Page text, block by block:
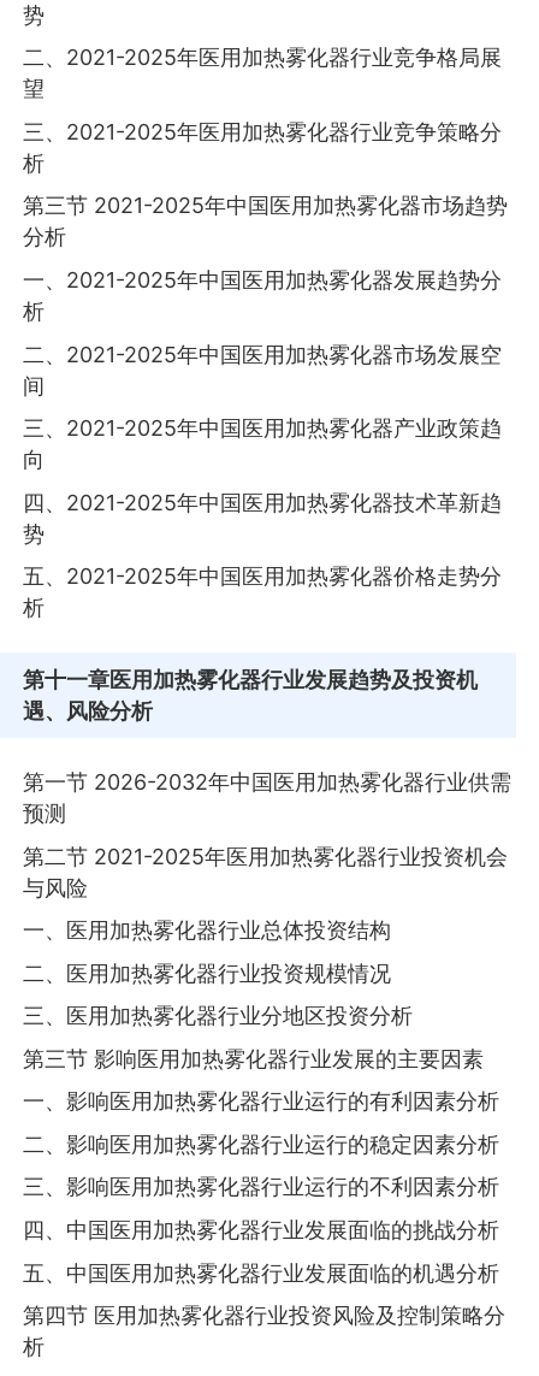
势
二、2021-2025年医用加热雾化器行业竞争格局展
望
三、2021-2025年医用加热雾化器行业竞争策略分
析
第三节 2021-2025年中国医用加热雾化器市场趋势
分析
一、2021-2025年中国医用加热雾化器发展趋势分
析
二、2021-2025年中国医用加热雾化器市场发展空
间
三、2021-2025年中国医用加热雾化器产业政策趋
向
四、2021-2025年中国医用加热雾化器技术革新趋
势
五、2021-2025年中国医用加热雾化器价格走势分
析
第十一章医用加热雾化器行业发展趋势及投资机
遇、风险分析
第一节 2026-2032年中国医用加热雾化器行业供需
预测
第二节 2021-2025年医用加热雾化器行业投资机会
与风险
一、医用加热雾化器行业总体投资结构
二、医用加热雾化器行业投资规模情况
三、医用加热雾化器行业分地区投资分析
第三节 影响医用加热雾化器行业发展的主要因素
一、影响医用加热雾化器行业运行的有利因素分析
二、影响医用加热雾化器行业运行的稳定因素分析
三、影响医用加热雾化器行业运行的不利因素分析
四、中国医用加热雾化器行业发展面临的挑战分析
五、中国医用加热雾化器行业发展面临的机遇分析
第四节 医用加热雾化器行业投资风险及控制策略分
析